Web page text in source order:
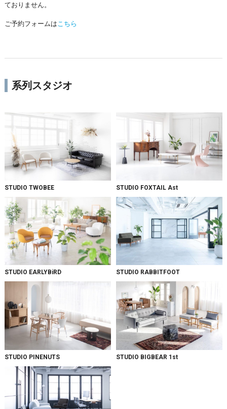
ておりません。
ご予約フォームはこちら
系列スタジオ
STUDIO TWOBEE STUDIO FOXTAIL Ast
STUDIO EARLYBiRD STUDIO RABBITFOOT
STUDIO PINENUTS STUDIO BIGBEAR 1st